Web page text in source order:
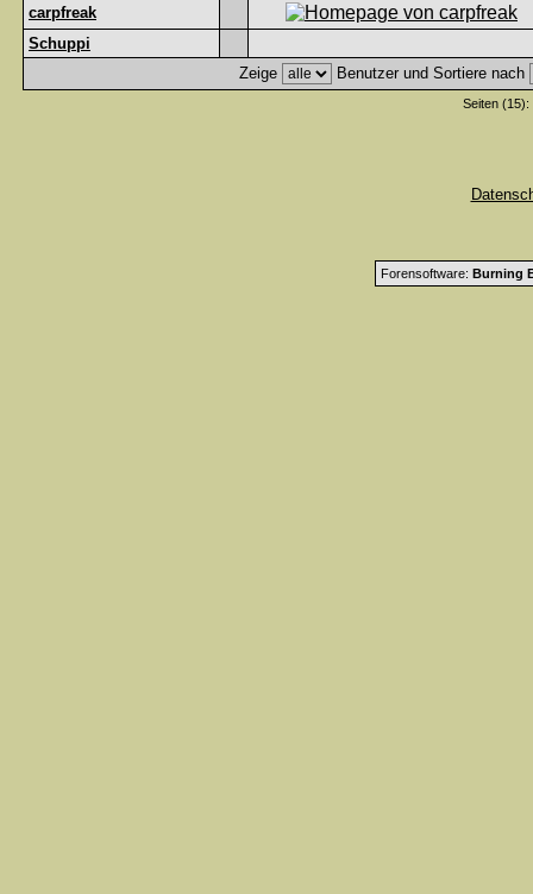
carpfreak
Schuppi
Zeige
Benutzer und Sortiere nach
Seiten (15):
Forensoftware: Burning